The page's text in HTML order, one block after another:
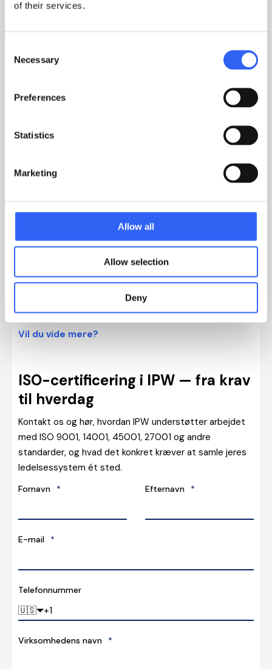
of their services.
Selection
Necessary
Preferences
Statistics
Marketing
Allow all
Allow selection
Deny
opfølgning samlet ét sted frem for spredt på mail
Fleksibelt til din standard
om det er én standard eller flere parallelt.
Vil du vide mere?
ISO-certificering i IPW — fra krav
til hverdag
Kontakt os og hør, hvordan IPW understøtter arbejdet
med ISO 9001, 14001, 45001, 27001 og andre
standarder, og hvad det konkret kræver at samle jeres
ledelsessystem ét sted.
Fornavn * Efternavn *
E-mail *
Telefonnummer
🇺🇸
Virksomhedens navn *